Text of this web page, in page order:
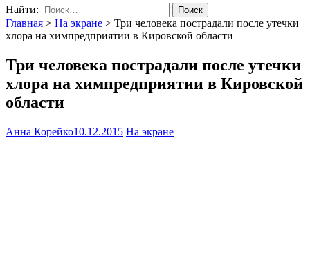
Найти:
Главная > На экране > Три человека пострадали после утечки
хлора на химпредприятии в Кировской области
Три человека пострадали после утечки
хлора на химпредприятии в Кировской
области
Анна Корейко10.12.2015 На экране